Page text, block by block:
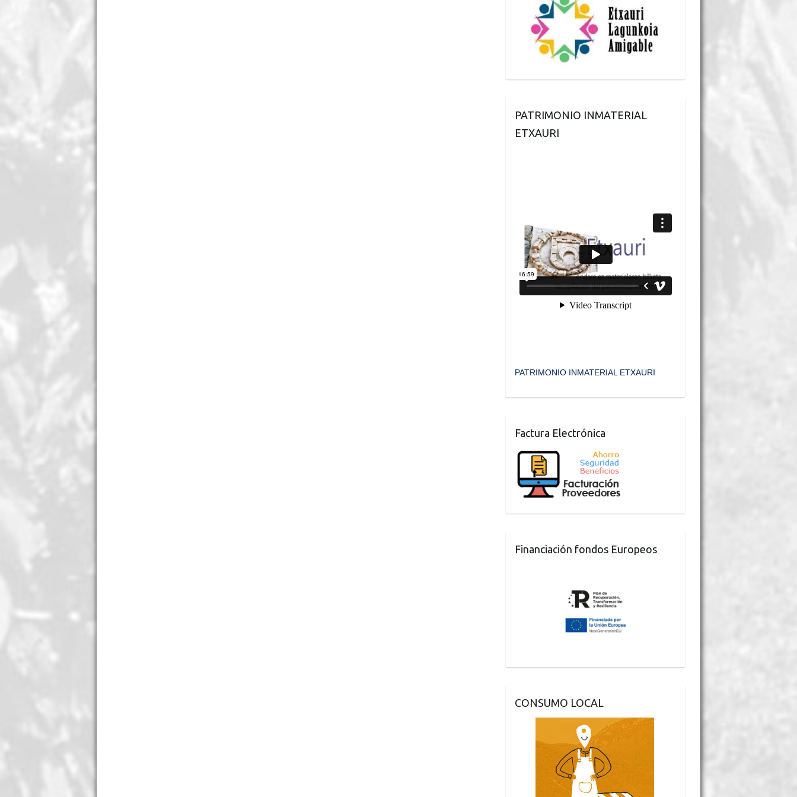
PATRIMONIO INMATERIAL
ETXAURI
PATRIMONIO INMATERIAL ETXAURI
Factura Electrónica
Financiación fondos Europeos
CONSUMO LOCAL